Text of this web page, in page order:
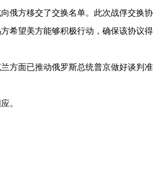
方移交了交换名单。此次战俘交换协
希望美方能够积极行动，确保该协议得
面已推动俄罗斯总统普京做好谈判准
。